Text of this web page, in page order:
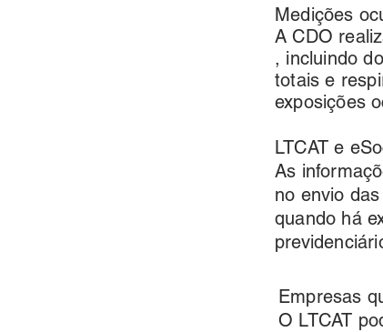
Medições
A CDO
, incluindo
totais e
exposições
LTCAT e
As
no envio
quando há
Empresas
O LTCAT